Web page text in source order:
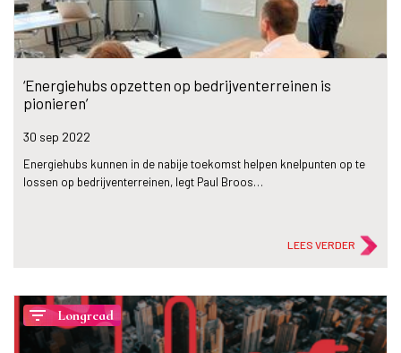
‘Energiehubs opzetten op bedrijventerreinen is
pionieren’
30 sep 2022
Energiehubs kunnen in de nabije toekomst helpen knelpunten op te
lossen op bedrijventerreinen, legt Paul Broos…
LEES VERDER
filter_list Longread